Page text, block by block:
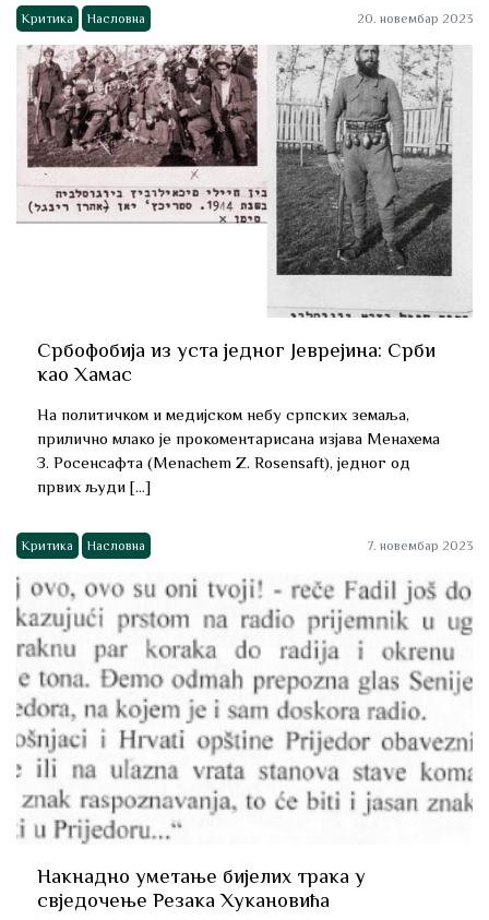
Критика Насловна 20. новембар 2023
Србофобија из уста једног Јеврејина: Срби
као Хамас
На политичком и медијском небу српских земаља,
прилично млако је прокоментарисана изјава Менахема
З. Росенсафта (Menachem Z. Rosensaft), једног од
првих људи […]
Критика Насловна 7. новембар 2023
Накнадно уметање бијелих трака у
свједочење Резака Хукановића